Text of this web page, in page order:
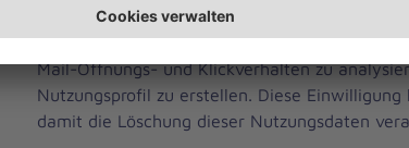
Brevo
Newsletter
Checkbox
Ja, ich möchte einen individuellen und auf
Newsletter erhalten. Dafür erlaube ich der
Mail-Öffnungs- und Klickverhalten zu
Nutzungsprofil zu erstellen. Diese
damit die Löschung dieser Nutzungsdaten